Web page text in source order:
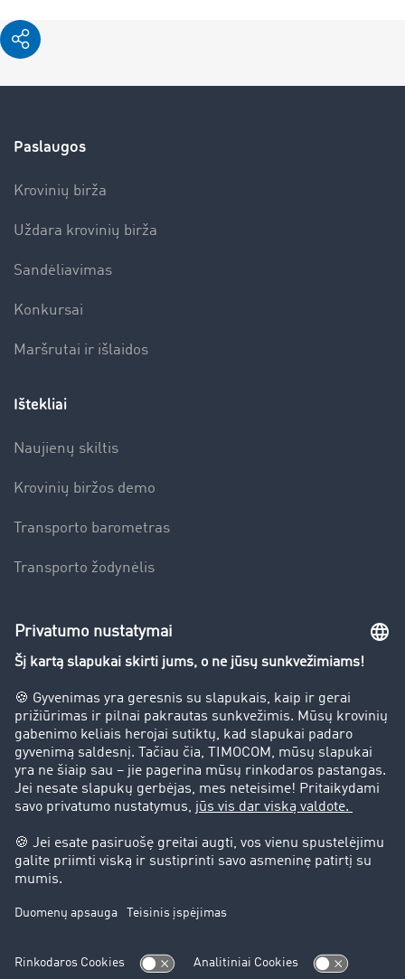
Paslaugos
Krovinių birža
Uždara krovinių birža
Sandėliavimas
Konkursai
Maršrutai ir išlaidos
Ištekliai
Naujienų skiltis
Krovinių biržos demo
Transporto barometras
Transporto žodynėlis
Įmonė
Sėkmės istorijos
Klientai įdarbina klientus
Teisinė informacija
Teisinis pranešimas
Duomenų apsauga
Slapukų nustatymai
Pagalba